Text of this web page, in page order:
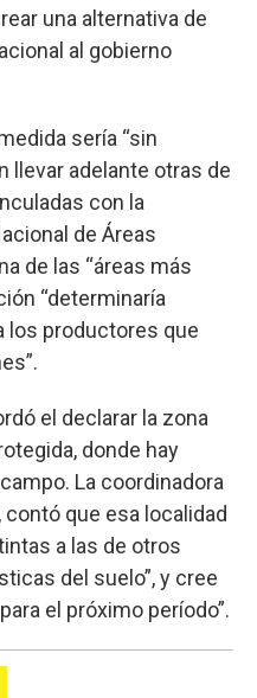
una alternativa de
al gobierno
sería “sin
llevar adelante otras de
con la
de Áreas
de las “áreas más
“determinaría
los productores que
el declarar la zona
donde hay
La coordinadora
contó que esa localidad
a las de otros
del suelo”, y cree
el próximo período”.